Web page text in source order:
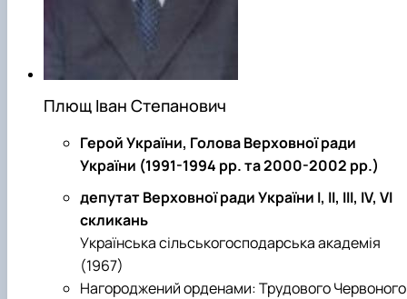
Проєкт «Розвиток лідерських навичок жінок
та мереж для забезпечення рівності у …
Плющ Іван Степанович
Герой України, Голова Верховної ради
України (1991-1994 рр. та 2000-2002 рр.)
депутат Верховної ради України І, ІІ, ІІІ, ІV, VI
скликань
Українська сільськогосподарська академія
(1967)
Нагороджений орденами: Трудового Червоного